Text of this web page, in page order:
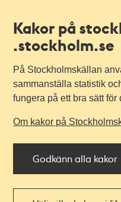
Kakor på
.stockholm.se
På Stockholmskällan
sammanställa statistik
fungera på ett bra sätt för
Om kakor på
Godkänn alla kakor